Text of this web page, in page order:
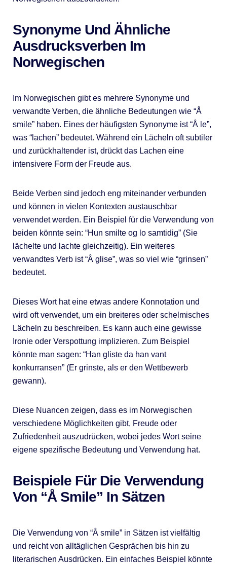
Synonyme Und Ähnliche
Ausdrucksverben Im
Norwegischen
Im Norwegischen gibt es mehrere Synonyme und
verwandte Verben, die ähnliche Bedeutungen wie “Å
smile” haben. Eines der häufigsten Synonyme ist “Å le”,
was “lachen” bedeutet. Während ein Lächeln oft subtiler
und zurückhaltender ist, drückt das Lachen eine
intensivere Form der Freude aus.
Beide Verben sind jedoch eng miteinander verbunden
und können in vielen Kontexten austauschbar
verwendet werden. Ein Beispiel für die Verwendung von
beiden könnte sein: “Hun smilte og lo samtidig” (Sie
lächelte und lachte gleichzeitig). Ein weiteres
verwandtes Verb ist “Å glise”, was so viel wie “grinsen”
bedeutet.
Dieses Wort hat eine etwas andere Konnotation und
wird oft verwendet, um ein breiteres oder schelmisches
Lächeln zu beschreiben. Es kann auch eine gewisse
Ironie oder Verspottung implizieren. Zum Beispiel
könnte man sagen: “Han gliste da han vant
konkurransen” (Er grinste, als er den Wettbewerb
gewann).
Diese Nuancen zeigen, dass es im Norwegischen
verschiedene Möglichkeiten gibt, Freude oder
Zufriedenheit auszudrücken, wobei jedes Wort seine
eigene spezifische Bedeutung und Verwendung hat.
Beispiele Für Die Verwendung
Von “Å Smile” In Sätzen
Die Verwendung von “Å smile” in Sätzen ist vielfältig
und reicht von alltäglichen Gesprächen bis hin zu
literarischen Ausdrücken. Ein einfaches Beispiel könnte